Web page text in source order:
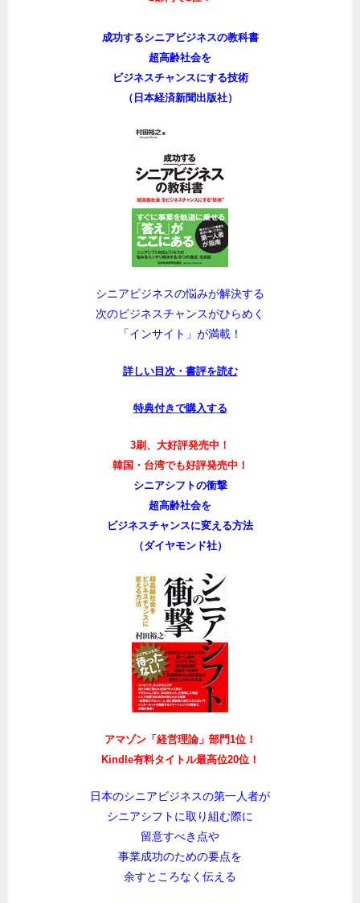
成功するシニアビジネスの教科書
超高齢社会を
ビジネスチャンスにする技術
（日本経済新聞出版社）
シニアビジネスの悩みが解決する
次のビジネスチャンスがひらめく
「インサイト」が満載！
詳しい目次・書評を読む
特典付きで購入する
3刷、大好評発売中！
韓国・台湾でも好評発売中！
シニアシフトの衝撃
超高齢社会を
ビジネスチャンスに変える方法
（ダイヤモンド社）
アマゾン「経営理論」部門1位！
Kindle有料タイトル最高位20位！
日本のシニアビジネスの第一人者が
シニアシフトに取り組む際に
留意すべき点や
事業成功のための要点を
余すところなく伝える